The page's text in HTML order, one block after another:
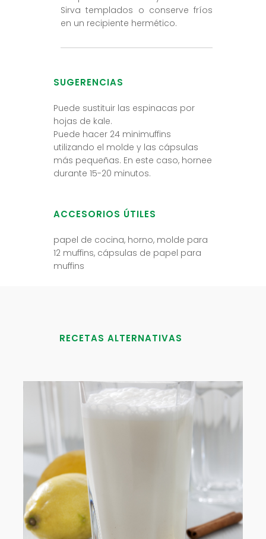
Sirva templados o conserve fríos
en un recipiente hermético.
SUGERENCIAS
Puede sustituir las espinacas por
hojas de kale.
Puede hacer 24 minimuffins
utilizando el molde y las cápsulas
más pequeñas. En este caso, hornee
durante 15-20 minutos.
ACCESORIOS ÚTILES
papel de cocina, horno, molde para
12 muffins, cápsulas de papel para
muffins
RECETAS ALTERNATIVAS